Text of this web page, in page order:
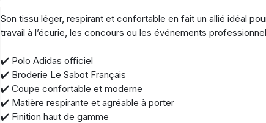
Son tissu léger, respirant et confortable en fait un allié idéal
travail à l’écurie, les concours ou les événements
✔️ Polo Adidas officiel
✔️ Broderie Le Sabot Français
✔️ Coupe confortable et moderne
✔️ Matière respirante et agréable à porter
✔️ Finition haut de gamme